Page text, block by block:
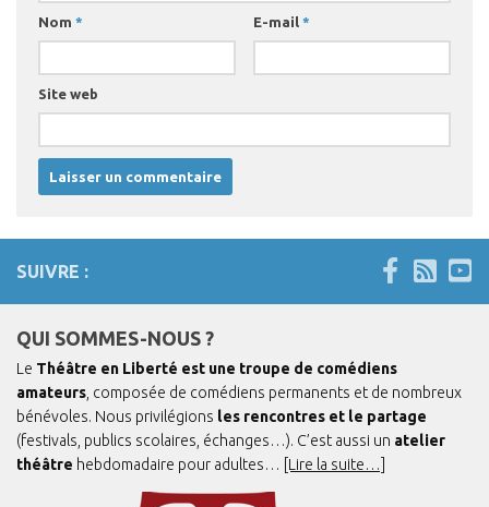
Nom * E-mail *
Site web
SUIVRE :
QUI SOMMES-NOUS ?
Le Théâtre en Liberté est une troupe de comédiens
amateurs , composée de comédiens permanents et de nombreux
bénévoles. Nous privilégions les rencontres et le partage
(festivals, publics scolaires, échanges…). C’est aussi un atelier
théâtre hebdomadaire pour adultes… [Lire la suite…]